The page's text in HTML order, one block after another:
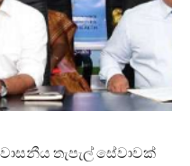
තැපැල් සේවාවක්